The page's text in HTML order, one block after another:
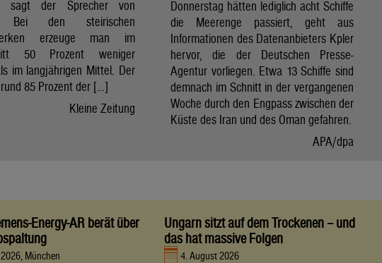
sagt der Sprecher von
Bei den steirischen
erzeuge man im
50 Prozent weniger
im langjährigen Mittel. Der
85 Prozent der […]
Kleine Zeitung
Donnerstag hätten lediglich acht Schiffe
die Meerenge passiert, geht aus
Informationen des Datenanbieters Kpler
hervor, die der Deutschen Presse-
Agentur vorliegen. Etwa 13 Schiffe sind
demnach im Schnitt in der vergangenen
Woche durch den Engpass zwischen der
Küste des Iran und des Oman gefahren.
APA/dpa
Energy-AR berät über
München
Ungarn sitzt auf dem Trockenen – und
das hat massive Folgen
4. August 2026